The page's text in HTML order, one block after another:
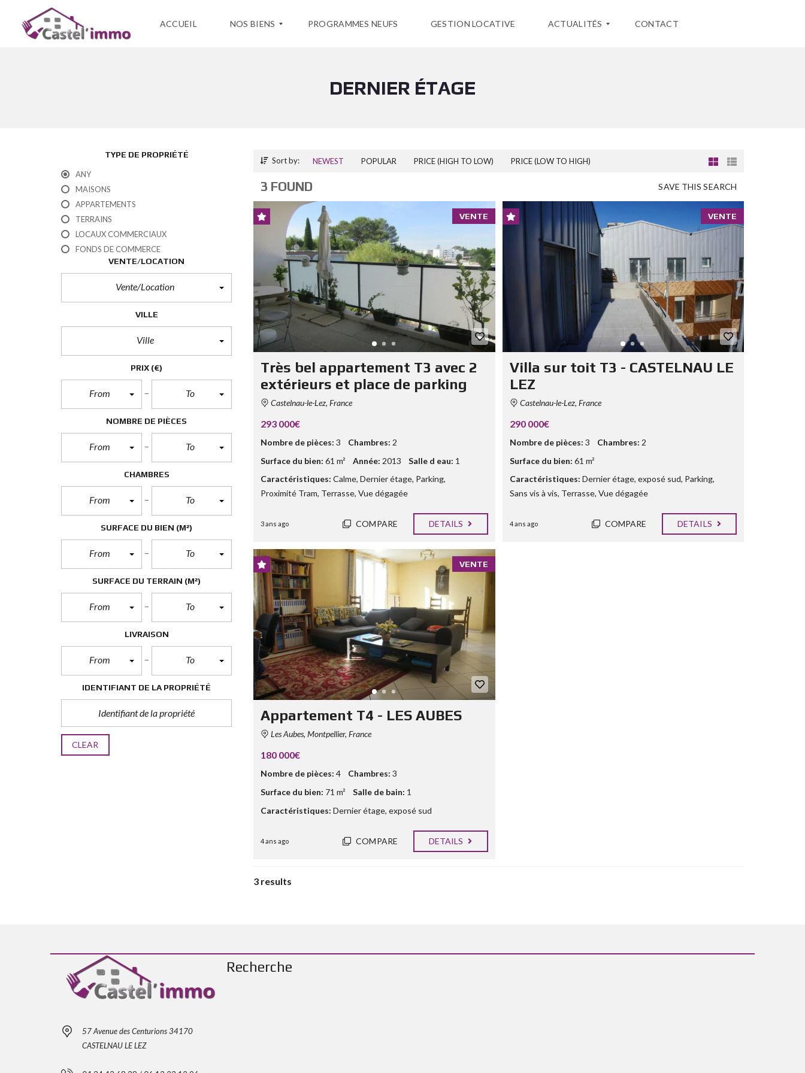
ACCUEIL NOS BIENS PROGRAMMES NEUFS GESTION LOCATIVE ACTUALITÉS
I
I
A
CONTACT
DERNIER ÉTAGE
TYPE DE PROPRIÉTÉ
ANY
MAISONS
APPARTEMENTS
TERRAINS
LOCAUX COMMERCIAUX
FONDS DE COMMERCE
VENTE/LOCATION
Vente/Location
VILLE
Ville
PRIX (€)
From To
NOMBRE DE PIÈCES
From To
CHAMBRES
From To
SURFACE DU BIEN (M²)
From To
SURFACE DU TERRAIN (M²)
From To
LIVRAISON
From To
IDENTIFIANT DE LA PROPRIÉTÉ
CLEAR
Sort by: NEWEST POPULAR PRICE (HIGH TO LOW) PRICE (LOW TO HIGH)
SAVE THIS SEARCH
3 FOUND
VENTE
Très bel appartement T3 avec 2
extérieurs et place de parking
Castelnau-le-Lez, France
293 000€
Nombre de pièces: 3 Chambres: 2
Surface du bien: 61 m² Année: 2013 Salle d eau: 1
Caractéristiques: Calme, Dernier étage, Parking,
Proximité Tram, Terrasse, Vue dégagée
3 ans ago COMPARE DETAILS
VENTE
Villa sur toit T3 - CASTELNAU LE
LEZ
Castelnau-le-Lez, France
290 000€
Nombre de pièces: 3 Chambres: 2
Surface du bien: 61 m²
Caractéristiques: Dernier étage, exposé sud, Parking,
Sans vis à vis, Terrasse, Vue dégagée
4 ans ago COMPARE DETAILS
VENTE
Appartement T4 - LES AUBES
Les Aubes, Montpellier, France
180 000€
Nombre de pièces: 4 Chambres: 3
Surface du bien: 71 m² Salle de bain: 1
Caractéristiques: Dernier étage, exposé sud
4 ans ago COMPARE DETAILS
3 results
57 Avenue des Centurions 34170
CASTELNAU LE LEZ
Recherche